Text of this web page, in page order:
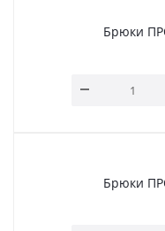
Брюки
Брюки